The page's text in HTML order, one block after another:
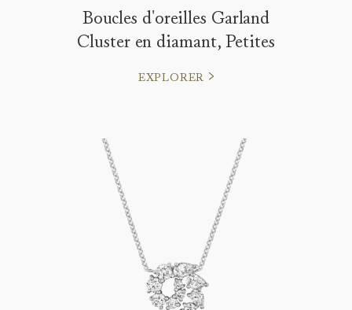
Boucles d'oreilles Garland
Cluster en diamant, Petites
EXPLORER